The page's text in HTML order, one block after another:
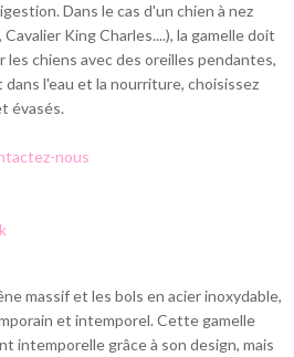
Dans le cas d'un chien à nez
King Charles....), la gamelle doit
chiens avec des oreilles pendantes,
l'eau et la nourriture, choisissez
évasés.
nous
massif et les bols en acier inoxydable,
et intemporel. Cette gamelle
intemporelle grâce à son design, mais